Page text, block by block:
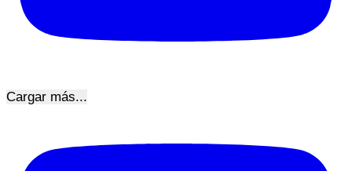
Cargar más...